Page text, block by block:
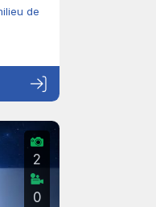
de
2
0